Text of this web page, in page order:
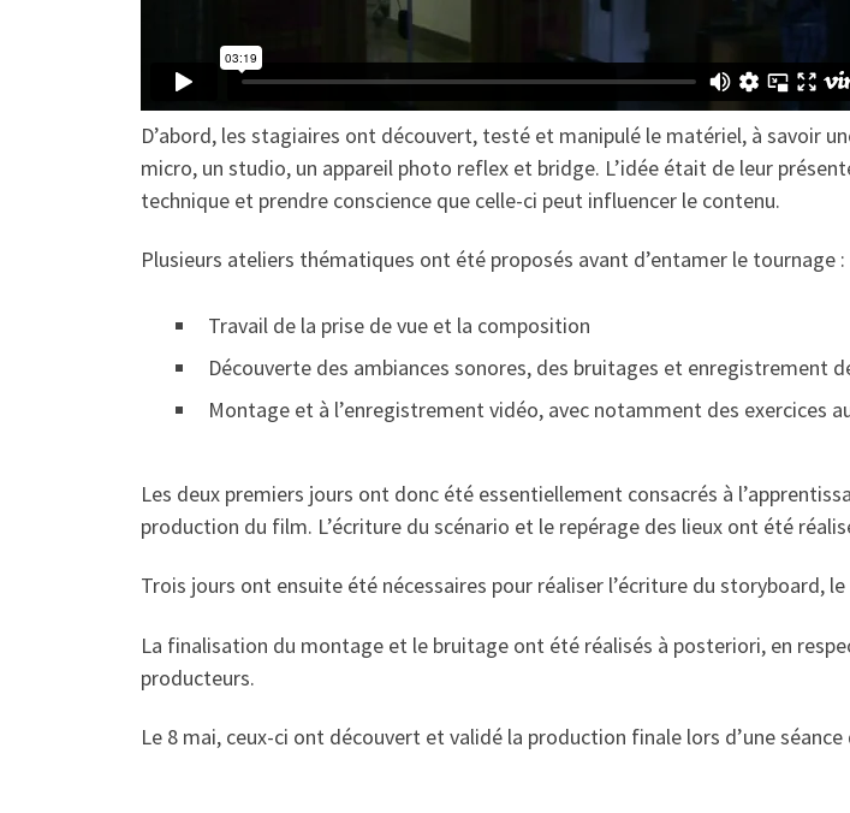
D’abord, les stagiaires ont découvert, testé et manipulé le matériel, à savoir
micro, un studio, un appareil photo reflex et bridge. L’idée était de leur
technique et prendre conscience que celle-ci peut influencer le contenu.
Plusieurs ateliers thématiques ont été proposés avant d’entamer le tournage :
Travail de la prise de vue et la composition
Découverte des ambiances sonores, des bruitages et enregistrement
Montage et à l’enregistrement vidéo, avec notamment des exercices
Les deux premiers jours ont donc été essentiellement consacrés à
production du film. L’écriture du scénario et le repérage des lieux ont été
Trois jours ont ensuite été nécessaires pour réaliser l’écriture du storyboard,
La finalisation du montage et le bruitage ont été réalisés à posteriori, en
producteurs.
Le 8 mai, ceux-ci ont découvert et validé la production finale lors d’une